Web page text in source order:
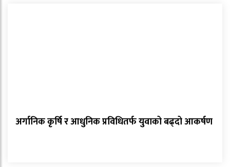
अर्गानिक कृर्षि र आधुनिक प्रविधितर्फ युवाको बढ्दो आकर्षण